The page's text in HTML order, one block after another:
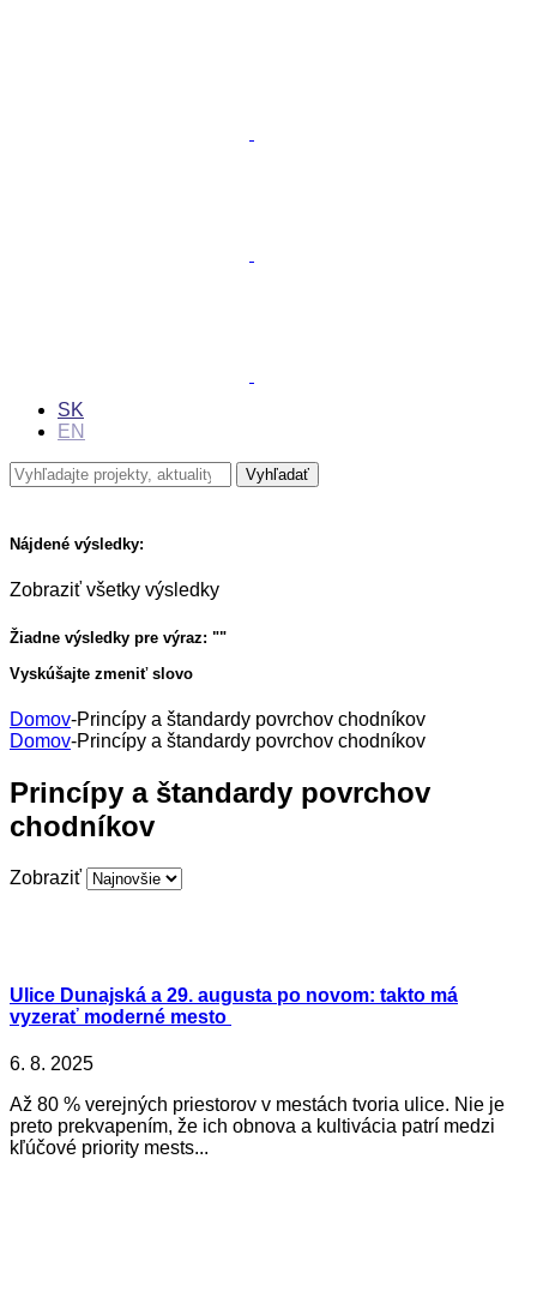
SK
EN
Nájdené výsledky:
Zobraziť všetky výsledky
Žiadne výsledky pre výraz: ""
Vyskúšajte zmeniť slovo
Domov-Princípy a štandardy povrchov chodníkov
Domov-Princípy a štandardy povrchov chodníkov
Princípy a štandardy povrchov
chodníkov
Zobraziť
Ulice Dunajská a 29. augusta po novom: takto má
vyzerať moderné mesto
6. 8. 2025
Až 80 % verejných priestorov v mestách tvoria ulice. Nie je
preto prekvapením, že ich obnova a kultivácia patrí medzi
kľúčové priority mests...